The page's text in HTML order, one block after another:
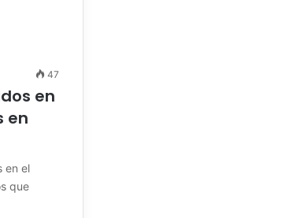
47
en
en
en el
que